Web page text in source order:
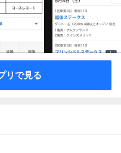
リで見る